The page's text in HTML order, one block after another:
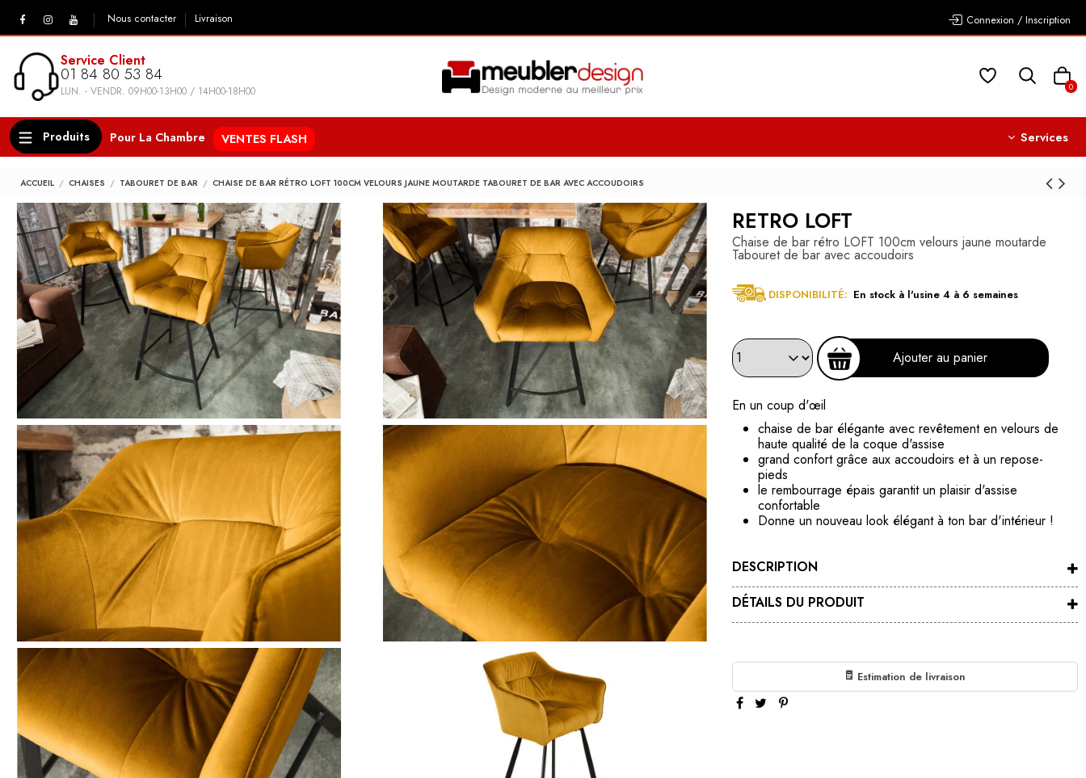
Nous contacter Livraison Connexion / Inscription
Service Client
01 84 80 53 84
LUN. - VENDR. 09H00-13H00 / 14H00-18H00 0
Produits Pour La Chambre VENTES FLASH Services
ACCUEIL CHAISES TABOURET DE BAR CHAISE DE BAR RÉTRO LOFT 100CM VELOURS JAUNE MOUTARDE TABOURET DE BAR AVEC ACCOUDOIRS
RETRO LOFT
Chaise de bar rétro LOFT 100cm velours jaune moutarde
Tabouret de bar avec accoudoirs
DISPONIBILITÉ: En stock à l'usine 4 à 6 semaines
Ajouter au panier
En un coup d'œil
chaise de bar élégante avec revêtement en velours de
haute qualité de la coque d'assise
grand confort grâce aux accoudoirs et à un repose-
pieds
le rembourrage épais garantit un plaisir d'assise
confortable
Donne un nouveau look élégant à ton bar d'intérieur !
DESCRIPTION
DÉTAILS DU PRODUIT
Estimation de livraison